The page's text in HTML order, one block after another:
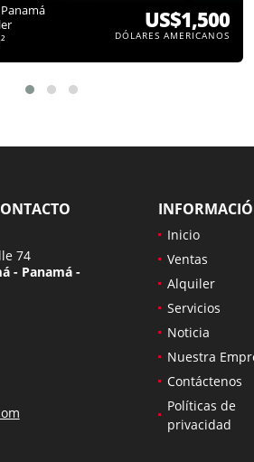
US$1,500
DÓLARES AMERICANOS
74
- Panamá -
Inicio
Ventas
Alquiler
Servicios
Noticia
Nuestra
Contáctenos
Políticas de
privacidad